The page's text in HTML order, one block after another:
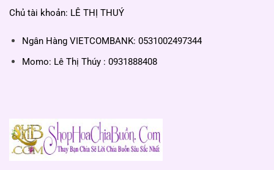
Chủ tài khoản: LÊ THỊ THUÝ
Ngân Hàng VIETCOMBANK: 0531002497344
Momo: Lê Thị Thúy : 0931888408